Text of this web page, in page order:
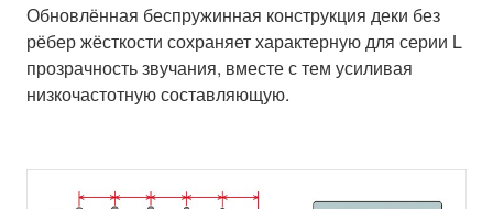
Обновлённая беспружинная конструкция деки без
рёбер жёсткости сохраняет характерную для серии L
прозрачность звучания, вместе с тем усиливая
низкочастотную составляющую.